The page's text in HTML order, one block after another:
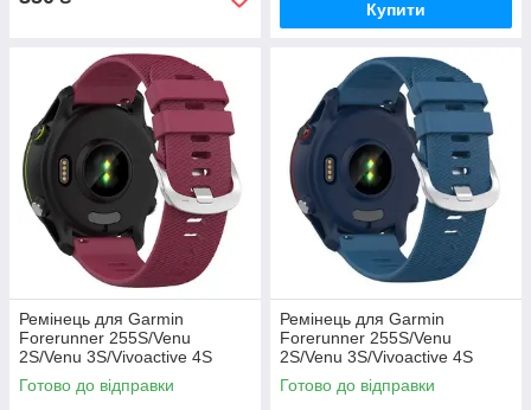
Купити
Ремінець для Garmin
Forerunner 255S/Venu
2S/Venu 3S/Vivoactive 4S
(бордовий)
Готово до відправки
Ремінець для Garmin
Forerunner 255S/Venu
2S/Venu 3S/Vivoactive 4S
(синій)
Готово до відправки